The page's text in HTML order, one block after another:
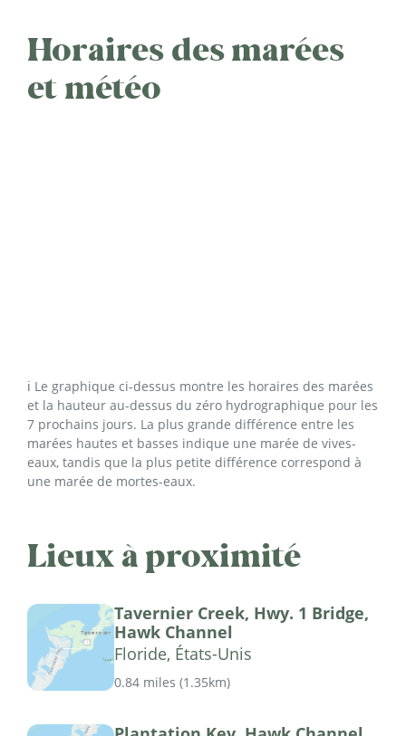
Horaires des marées
et météo
ℹ️ Le graphique ci-dessus montre les horaires des marées
et la hauteur au-dessus du zéro hydrographique pour les
7 prochains jours. La plus grande différence entre les
marées hautes et basses indique une marée de vives-
eaux, tandis que la plus petite différence correspond à
une marée de mortes-eaux.
Lieux à proximité
Tavernier Creek, Hwy. 1 Bridge,
Hawk Channel
Floride, États-Unis
0.84 miles (1.35km)